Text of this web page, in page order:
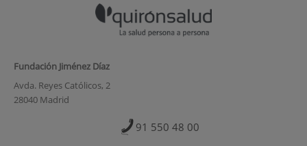
Fundación Jiménez Díaz
Avda. Reyes Católicos, 2
28040 Madrid
91 550 48 00